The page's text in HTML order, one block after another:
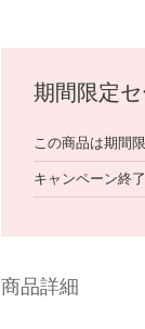
期間限定
この商品は期間
キャンペーン終
商品詳細